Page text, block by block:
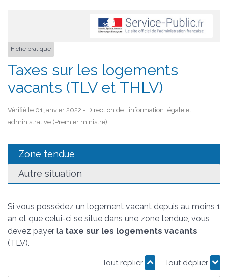
Fiche pratique
Taxes sur les logements
vacants (TLV et THLV)
Vérifié le 01 janvier 2022 - Direction de l'information légale et
administrative (Premier ministre)
Zone tendue
Autre situation
Si vous possédez un logement vacant depuis au moins 1
an et que celui-ci se situe dans une zone tendue, vous
devez payer la taxe sur les logements vacants
(TLV).
Tout replier Tout déplier